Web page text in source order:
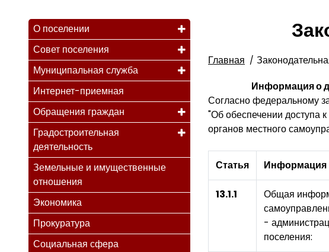
О поселении
Совет поселения
Муниципальная служба
Интернет-приемная
Обращения граждан
Градостроительная
деятельность
Земельные и имущественные
отношения
Экономика
Прокуратура
Социальная сфера
Главная
Информация о
Согласно федеральному
"Об обеспечении доступа
органов местного
Статья Информация
13.1.1
Общая
-
поселения: